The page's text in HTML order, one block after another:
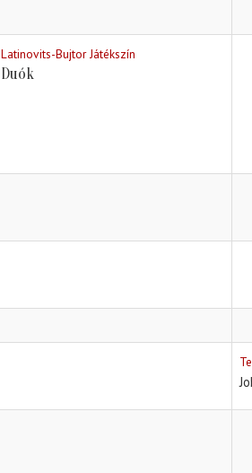
Latinovits-Bujtor Játékszín
Duók